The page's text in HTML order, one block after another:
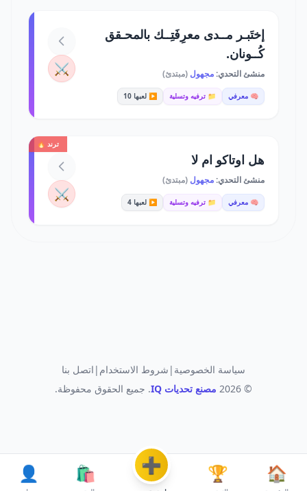
إختَبـر مــدى معرِفَتِــك بالمحـقق
كُــونان.
منشئ التحدي:مجهول (مبتدئ)
🧠 معرفي 📁 ترفيه وتسلية ▶️ لعبها 10
⚔️
ترند 🔥
هل اوتاكو ام لا
منشئ التحدي:مجهول (مبتدئ)
🧠 معرفي 📁 ترفيه وتسلية ▶️ لعبها 4 ⚔️
🏠
🏆
➕
🛍️
👤
سياسة الخصوصية | شروط الاستخدام | اتصل بنا
© 2026
مصنع تحديات IQ . جميع الحقوق محفوظة.